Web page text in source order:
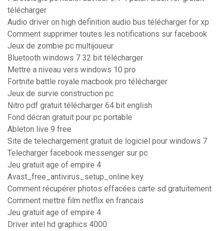
télécharger
Audio driver on high definition audio bus télécharger for xp
Comment supprimer toutes les notifications sur facebook
Jeux de zombie pc multijoueur
Bluetooth windows 7 32 bit télécharger
Mettre a niveau vers windows 10 pro
Fortnite battle royale macbook pro télécharger
Jeux de survie construction pc
Nitro pdf gratuit télécharger 64 bit english
Fond décran gratuit pour pc portable
Ableton live 9 free
Site de telechargement gratuit de logiciel pour windows 7
Telecharger facebook messenger sur pc
Jeu gratuit age of empire 4
Avast_free_antivirus_setup_online key
Comment récupérer photos effacées carte sd gratuitement
Comment mettre film netflix en francais
Jeu gratuit age of empire 4
Driver intel hd graphics 4000